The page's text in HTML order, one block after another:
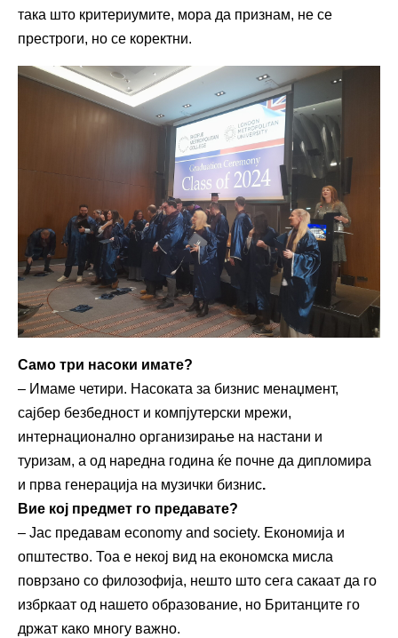
така што критериумите, мора да признам, не се
престроги, но се коректни.
Само три насоки имате?
– Имаме четири. Насоката за бизнис менаџмент,
сајбер безбедност и компјутерски мрежи,
интернационално организирање на настани и
туризам, а од наредна година ќе почне да дипломира
и прва генерација на музички бизнис.
Вие кој предмет го предавате?
– Јас предавам economy and society. Економија и
општество. Тоа е некој вид на економска мисла
поврзано со филозофија, нешто што сега сакаат да го
избркаат од нашето образование, но Британците го
држат како многу важно.